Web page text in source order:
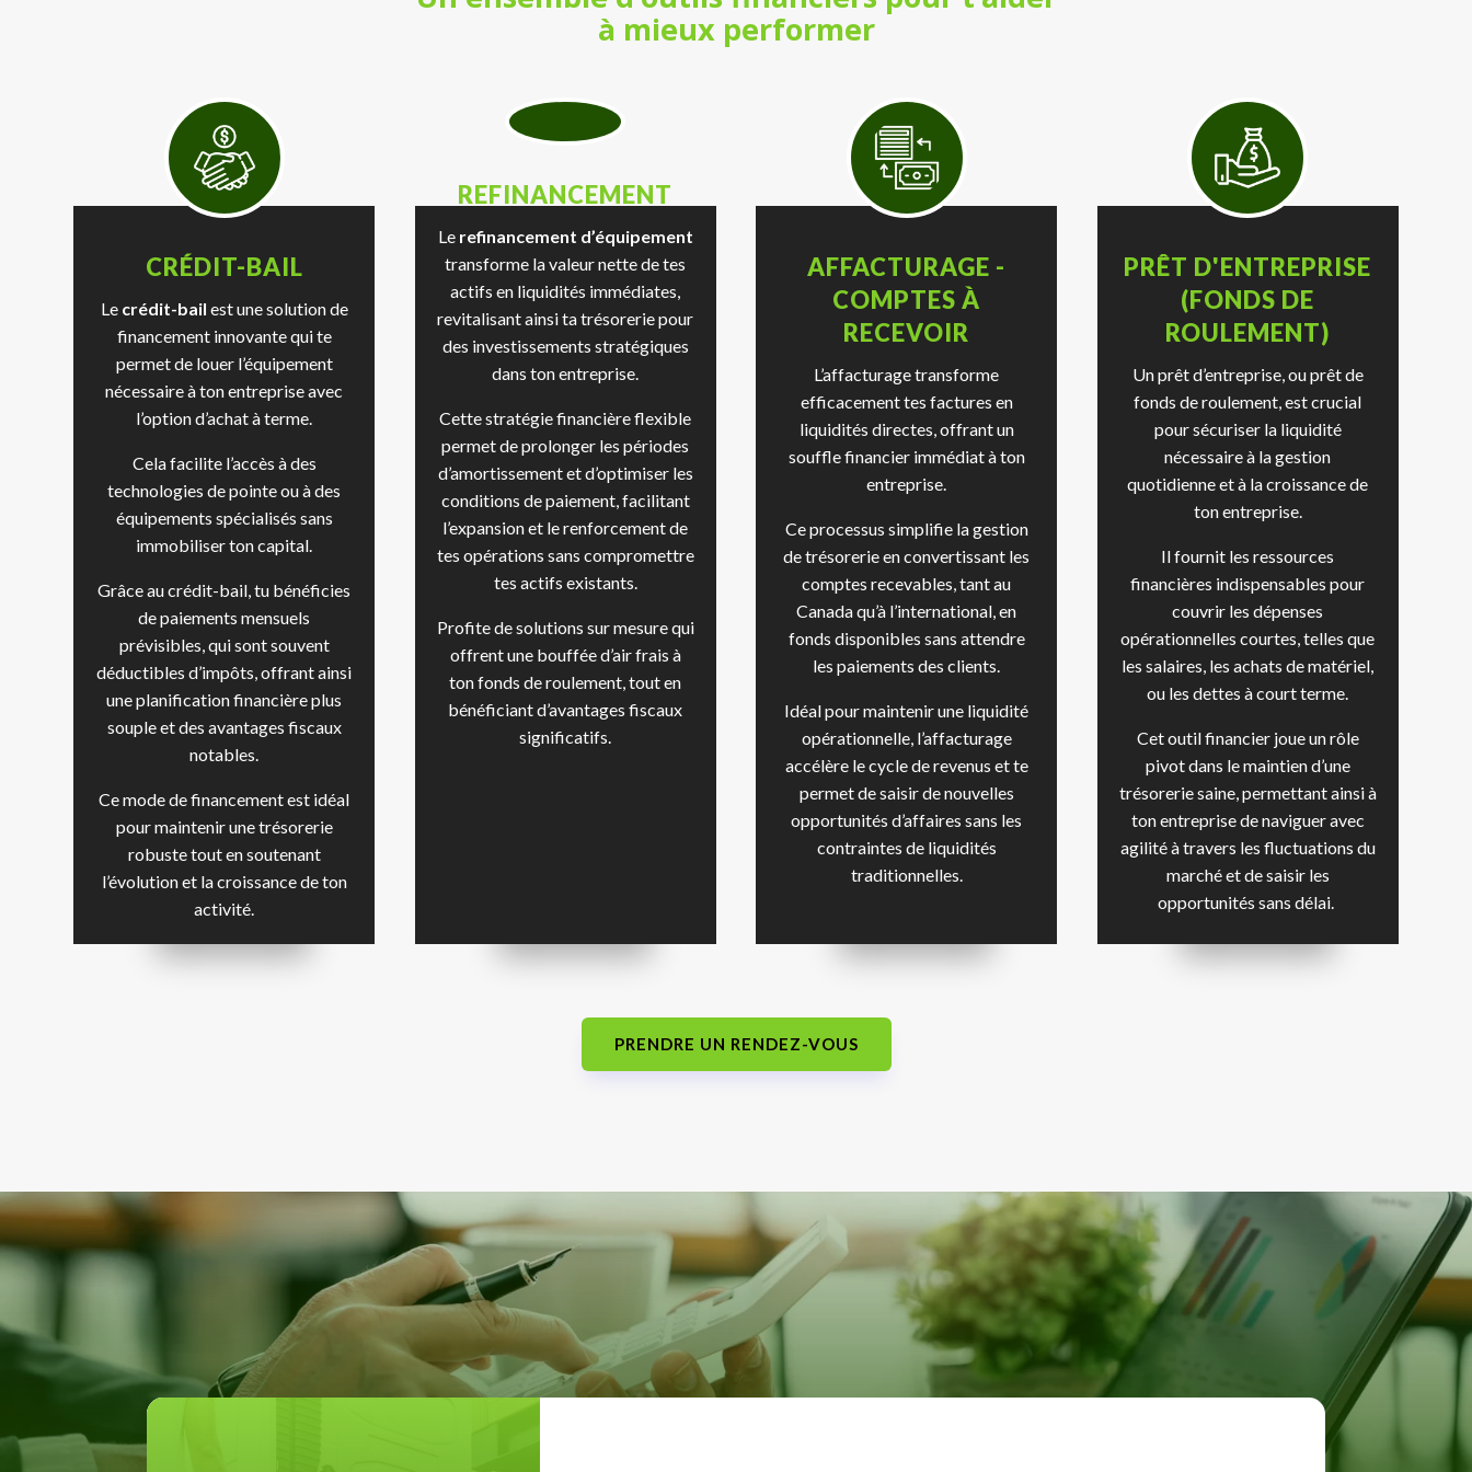
à mieux performer
CRÉDIT-BAIL
Lecrédit-bail est une solution de
financement innovante qui te
permet de louer l’équipement
nécessaire à ton entreprise avec
l’option d’achat à terme.
Cela facilite l’accès à des
technologies de pointe ou à des
équipements spécialisés sans
immobiliser ton capital.
Grâce au crédit-bail, tu bénéficies
de paiements mensuels
prévisibles, qui sont souvent
déductibles d’impôts, offrant ainsi
une planification financière plus
souple et des avantages fiscaux
notables.
Ce mode de financement est idéal
pour maintenir une trésorerie
robuste tout en soutenant
l’évolution et la croissance de ton
activité.
REFINANCEMENT
Le refinancement d’équipement
transforme la valeur nette de tes
actifs en liquidités immédiates,
revitalisant ainsi ta trésorerie pour
des investissements stratégiques
dans ton entreprise.
Cette stratégie financière flexible
permet de prolonger les périodes
d’amortissement et d’optimiser les
conditions de paiement, facilitant
l’expansion et le renforcement de
tes opérations sans compromettre
tes actifs existants.
Profite de solutions sur mesure qui
offrent une bouffée d’air frais à
ton fonds de roulement, tout en
bénéficiant d’avantages fiscaux
significatifs.
AFFACTURAGE -
COMPTES À
RECEVOIR
L’affacturage transforme
efficacement tes factures en
liquidités directes, offrant un
souffle financier immédiat à ton
entreprise.
Ce processus simplifie la gestion
de trésorerie en convertissant les
comptes recevables, tant au
Canada qu’à l’international, en
fonds disponibles sans attendre
les paiements des clients.
Idéal pour maintenir une liquidité
opérationnelle, l’affacturage
accélère le cycle de revenus et te
permet de saisir de nouvelles
opportunités d’affaires sans les
contraintes de liquidités
traditionnelles.
PRÊT D'ENTREPRISE
(FONDS DE
ROULEMENT)
Un prêt d’entreprise, ou prêt de
fonds de roulement, est crucial
pour sécuriser la liquidité
nécessaire à la gestion
quotidienne et à la croissance de
ton entreprise.
Il fournit les ressources
financières indispensables pour
couvrir les dépenses
opérationnelles courtes, telles que
les salaires, les achats de matériel,
ou les dettes à court terme.
Cet outil financier joue un rôle
pivot dans le maintien d’une
trésorerie saine, permettant ainsi à
ton entreprise de naviguer avec
agilité à travers les fluctuations du
marché et de saisir les
opportunités sans délai.
PRENDRE UN RENDEZ-VOUS